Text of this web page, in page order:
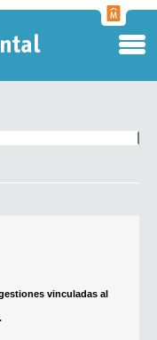
vinculadas al